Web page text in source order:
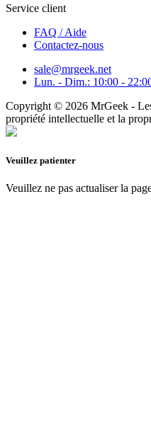
Service client
FAQ / Aide
Contactez-nous
sale@mrgeek.net
Lun. - Dim.: 10:00 -
Copyright © 2026 MrGeek -
propriété intellectuelle et la
Veuillez patienter
Veuillez ne pas actualiser la